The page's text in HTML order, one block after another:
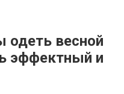
одеть весной
эффектный и